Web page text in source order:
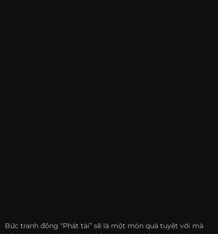
Bức tranh đồng “Phát tài” sẽ là một món quà tuyệt vời mà